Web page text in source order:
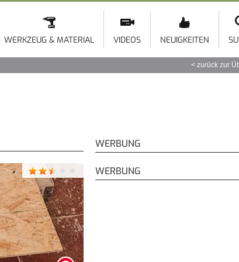
WERKZEUG & MATERIAL VIDEOS NEUIGKEITEN
zurück zur
WERBUNG
WERBUNG